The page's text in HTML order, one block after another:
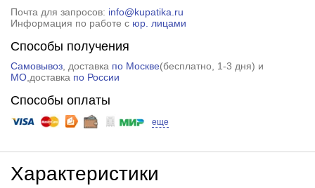
Почта для запросов: info@kupatika.ru
Информация по работе с юр. лицами
Способы получения
Самовывоз, доставка по Москве(бесплатно, 1-3 дня) и
МО,доставка по России
Способы оплаты
еще
Характеристики